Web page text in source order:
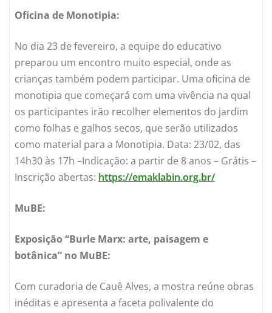
Oficina de Monotipia:
No dia 23 de fevereiro, a equipe do educativo
preparou um encontro muito especial, onde as
crianças também podem participar. Uma oficina de
monotipia que começará com uma vivência na qual
os participantes irão recolher elementos do jardim
como folhas e galhos secos, que serão utilizados
como material para a Monotipia. Data: 23/02, das
14h30 às 17h –Indicação: a partir de 8 anos – Grátis –
Inscrição abertas: https://emaklabin.org.br/
MuBE:
Exposição “Burle Marx: arte, paisagem e
botânica” no MuBE:
Com curadoria de Cauê Alves, a mostra reúne obras
inéditas e apresenta a faceta polivalente do